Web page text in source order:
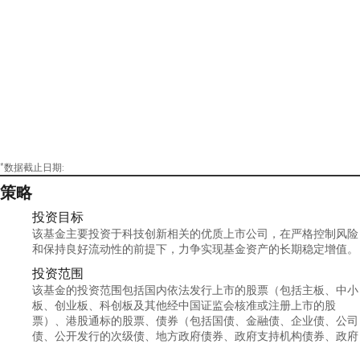
*数据截止日期:
策略
投资目标
该基金主要投资于科技创新相关的优质上市公司，在严格控制风险
和保持良好流动性的前提下，力争实现基金资产的长期稳定增值。
投资范围
该基金的投资范围包括国内依法发行上市的股票（包括主板、中小
板、创业板、科创板及其他经中国证监会核准或注册上市的股
票）、港股通标的股票、债券（包括国债、金融债、企业债、公司
债、公开发行的次级债、地方政府债券、政府支持机构债券、政府